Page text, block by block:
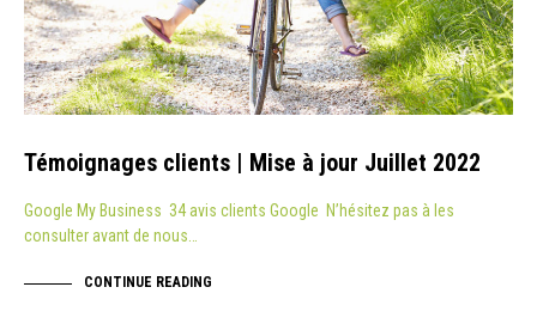
Témoignages clients | Mise à jour Juillet 2022
Google My Business 34 avis clients Google N’hésitez pas à les
consulter avant de nous…
CONTINUE READING